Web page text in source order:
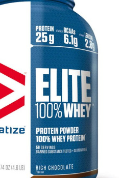
ЖИРОСЖИГАТЕЛИ
ЗМА (ZMA)
ЗДОРОВЬЕ И ДОЛГОЛЕТИЕ